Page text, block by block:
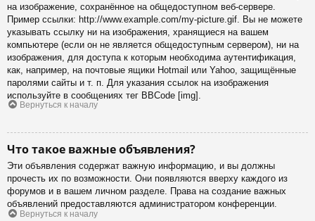
на изображение, сохранённое на общедоступном веб-сервере.
Пример ссылки: http://www.example.com/my-picture.gif. Вы не можете
указывать ссылку ни на изображения, хранящиеся на вашем
компьютере (если он не является общедоступным сервером), ни на
изображения, для доступа к которым необходима аутентификация,
как, например, на почтовые ящики Hotmail или Yahoo, защищённые
паролями сайты и т. п. Для указания ссылок на изображения
используйте в сообщениях тег BBCode [img].
Вернуться к началу
Что такое важные объявления?
Эти объявления содержат важную информацию, и вы должны
прочесть их по возможности. Они появляются вверху каждого из
форумов и в вашем личном разделе. Права на создание важных
объявлений предоставляются администратором конференции.
Вернуться к началу